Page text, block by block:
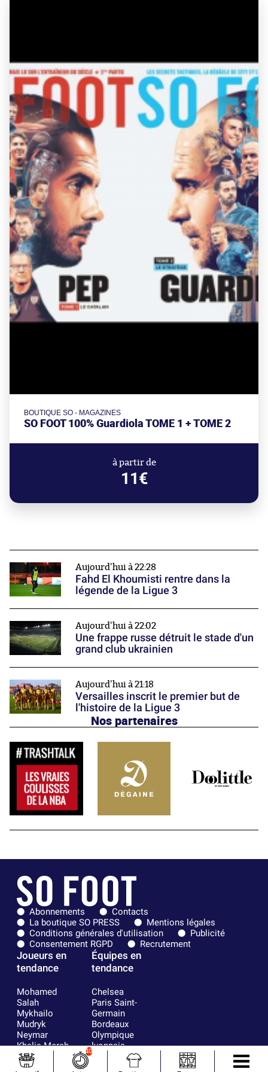
BOUTIQUE SO - MAGAZINES
SO FOOT 100% Guardiola TOME 1 + TOME 2
à partir de
11€
Aujourd'hui à 22:28
Fahd El Khoumisti rentre dans la
légende de la Ligue 3
Aujourd'hui à 22:02
Une frappe russe détruit le stade d'un
grand club ukrainien
Aujourd'hui à 21:18
Versailles inscrit le premier but de
l'histoire de la Ligue 3
Nos partenaires
Abonnements
Contacts
La boutique SO PRESS
Mentions légales
Conditions générales d'utilisation
Publicité
Consentement RGPD
Recrutement
Joueurs en
tendance
Mohamed
Salah
Mykhailo
Mudryk
Neymar
Khalis Merah
Loïs Openda
Moussa
Équipes en
tendance
Chelsea
Paris Saint-
Germain
Bordeaux
Olympique
lyonnais
FIFA
Real Madrid
10